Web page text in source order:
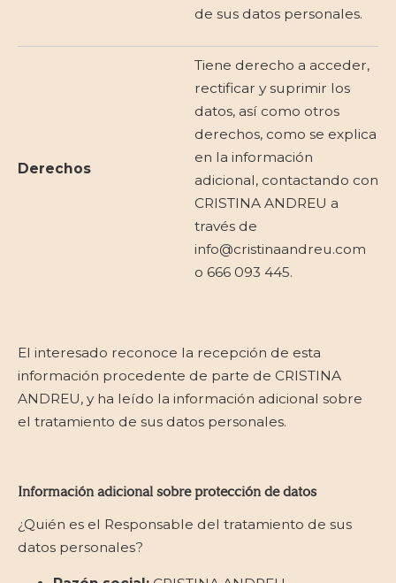
de sus datos personales.
Derechos
Tiene derecho a acceder,
rectificar y suprimir los
datos, así como otros
derechos, como se explica
en la información
adicional, contactando con
CRISTINA ANDREU a
través de
info@cristinaandreu.com
o 666 093 445.
El interesado reconoce la recepción de esta
información procedente de parte de CRISTINA
ANDREU, y ha leído la información adicional sobre
el tratamiento de sus datos personales.
Información adicional sobre protección de datos
¿Quién es el Responsable del tratamiento de sus
datos personales?